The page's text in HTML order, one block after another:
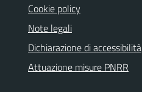
Cookie policy
Note legali
Dichiarazione di accessibilità
Attuazione misure PNRR